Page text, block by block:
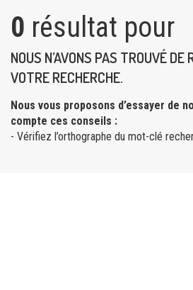
0 résultat pour
NOUS N’AVONS PAS TROUVÉ DE
VOTRE RECHERCHE.
Nous vous proposons d’essayer de
compte ces conseils :
- Vérifiez l’orthographe du mot-clé